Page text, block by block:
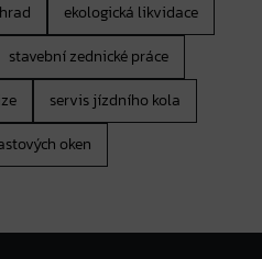
ekologická likvidace
stavební zednické práce
servis jízdního kola
oken